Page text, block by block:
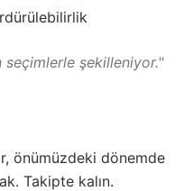
seçimlerle şekilleniyor."
önümüzdeki dönemde
Takipte kalın.